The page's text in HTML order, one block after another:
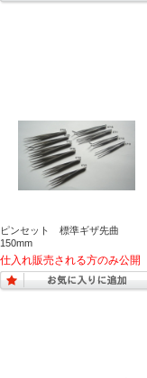
ピンセット 標準ギザ先曲
150mm